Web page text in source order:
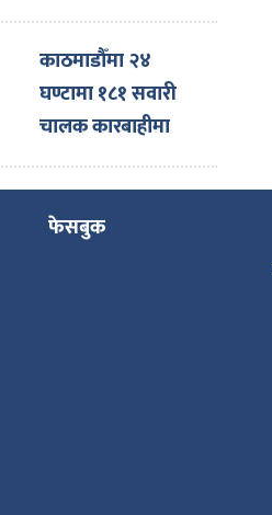
काठमाडौँमा २४
घण्टामा १८१ सवारी
चालक कारबाहीमा
फेसबुक